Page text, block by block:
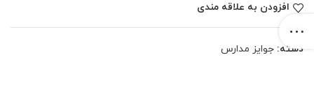
افزودن به علاقه مندی
دسته: جوایز مدارس